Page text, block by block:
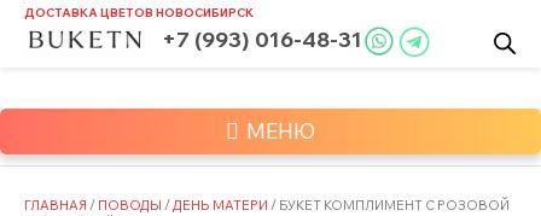
SkipДОСТАВКА ЦВЕТОВ НОВОСИБИРСК
+7 (993) 016-48-31
МЕНЮ
ГЛАВНАЯ / ПОВОДЫ / ДЕНЬ МАТЕРИ / БУКЕТ КОМПЛИМЕНТ С РОЗОВОЙ